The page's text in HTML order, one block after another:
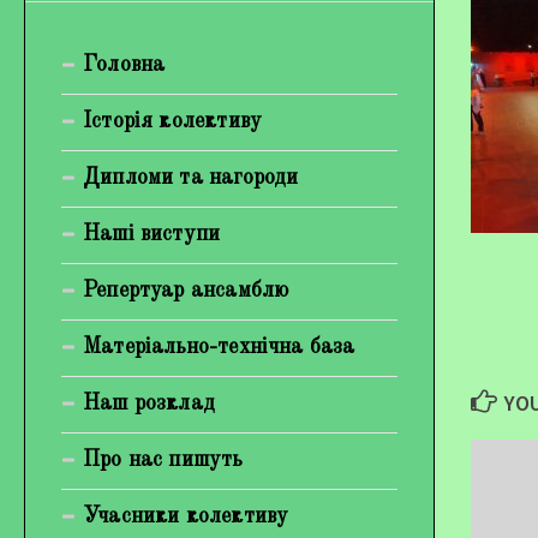
Гірієнко Ірина Михайлівна
Галерея
Відеогалерея
Фотогалерея
Головна
Історія колективу
Дипломи та нагороди
Наші виступи
Репертуар ансамблю
Матеріально-технічна база
Наш розклад
Про нас пишуть
Учасники колективу